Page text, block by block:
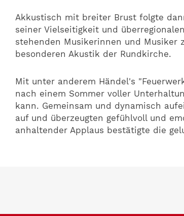
Akkustisch mit breiter Brust folgte
seiner Vielseitigkeit und
stehenden Musikerinnen und Musiker
besonderen Akustik der Rundkirche.
Mit unter anderem Händel's
nach einem Sommer voller
kann. Gemeinsam und dynamisch
auf und überzeugten gefühlvoll und
anhaltender Applaus bestätigte die